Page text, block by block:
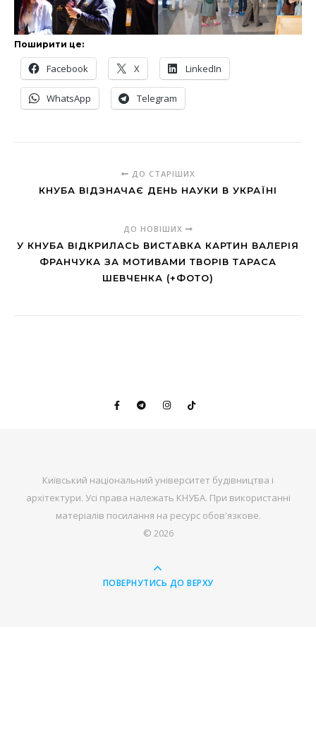
Поширити це:
Facebook X LinkedIn
WhatsApp Telegram
ДО СТАРІШИХ
КНУБА ВІДЗНАЧАЄ ДЕНЬ НАУКИ В УКРАЇНІ
ДО НОВІШИХ
У КНУБА ВІДКРИЛАСЬ ВИСТАВКА КАРТИН ВАЛЕРІЯ
ФРАНЧУКА ЗА МОТИВАМИ ТВОРІВ ТАРАСА
ШЕВЧЕНКА (+ФОТО)
Київський національний університет будівництва і
архітектури. Усі права належать КНУБА. При використанні
матеріалів посилання на ресурс обов'язкове.
© 2026
ПОВЕРНУТИСЬ ДО ВЕРХУ